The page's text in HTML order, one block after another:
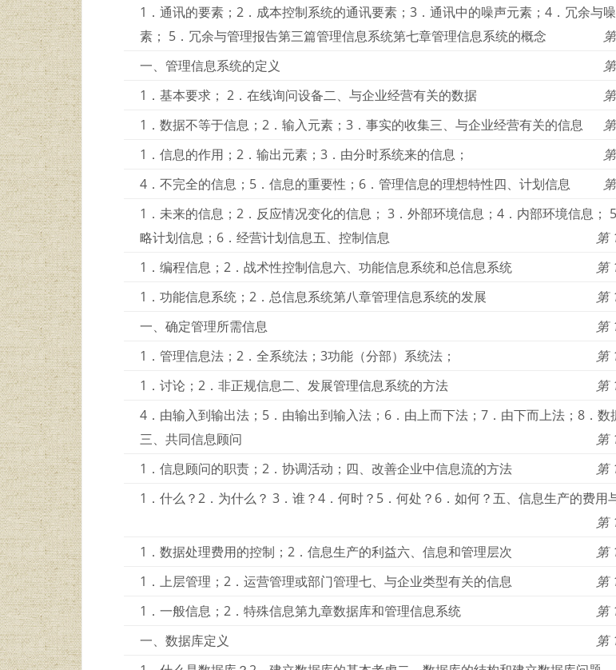
1．通讯的要素；2．成本控制系统的通讯要素；3．通讯中的噪声元素；4．冗余与
素； 5．冗余与管理报告第三篇管理信息系统第七章管理信息系统的概念
一、管理信息系统的定义
1．基本要求； 2．在线询问设备二、与企业经营有关的数据
1．数据不等于信息；2．输入元素；3．事实的收集三、与企业经营有关的信息
1．信息的作用；2．输出元素；3．由分时系统来的信息；
4．不完全的信息；5．信息的重要性；6．管理信息的理想特性四、计划信息
1．未来的信息；2．反应情况变化的信息； 3．外部环境信息；4．内部环境信息；
略计划信息；6．经营计划信息五、控制信息
1．编程信息；2．战术性控制信息六、功能信息系统和总信息系统
1．功能信息系统；2．总信息系统第八章管理信息系统的发展
一、确定管理所需信息
1．管理信息法；2．全系统法；3功能（分部）系统法；
1．讨论；2．非正规信息二、发展管理信息系统的方法
4．由输入到输出法；5．由输出到输入法；6．由上而下法；7．由下而上法；8．数
三、共同信息顾问
1．信息顾问的职责；2．协调活动；四、改善企业中信息流的方法
1．什么？2．为什么？ 3．谁？4．何时？5．何处？6．如何？五、信息生产的费用
1．数据处理费用的控制；2．信息生产的利益六、信息和管理层次
1．上层管理；2．运营管理或部门管理七、与企业类型有关的信息
1．一般信息；2．特殊信息第九章数据库和管理信息系统
一、数据库定义